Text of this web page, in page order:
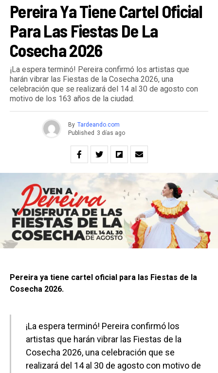
Pereira Ya Tiene Cartel Oficial
Para Las Fiestas De La
Cosecha 2026
¡La espera terminó! Pereira confirmó los artistas que
harán vibrar las Fiestas de la Cosecha 2026, una
celebración que se realizará del 14 al 30 de agosto con
motivo de los 163 años de la ciudad.
By Tardeando.com
Published 3 días ago
Pereira ya tiene cartel oficial para las Fiestas de la
Cosecha 2026.
¡La espera terminó! Pereira confirmó los
artistas que harán vibrar las Fiestas de la
Cosecha 2026, una celebración que se
realizará del 14 al 30 de agosto con motivo de